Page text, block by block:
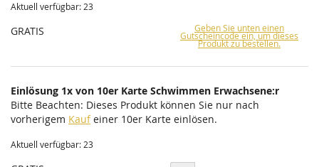
Aktuell verfügbar: 23
GRATIS Geben Sie unten einen
Gutscheincode ein, um dieses
Produkt zu bestellen.
Einlösung 1x von 10er Karte Schwimmen Erwachsene:r
Bitte Beachten: Dieses Produkt können Sie nur nach
vorherigem Kaufeiner 10er Karte einlösen.
Aktuell verfügbar: 23